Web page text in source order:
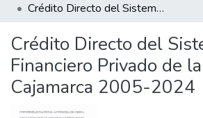
Statistics
Crédito Directo del Sistema Financiero Privado de la Región Cajamarca 2005-2024
Crédito Directo del
Financiero Privado de
Cajamarca 2005-2024